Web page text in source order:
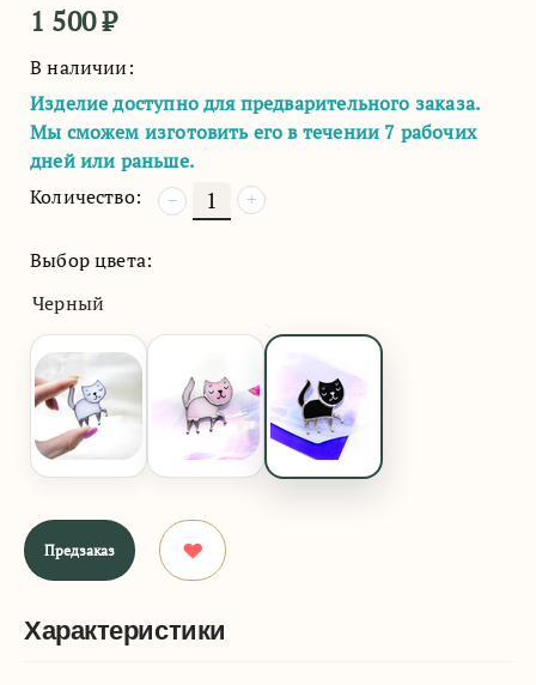
1 500₽
В наличии:
Изделие доступно для предварительного заказа.
Мы сможем изготовить его в течении 7 рабочих
дней или раньше.
Количество:
+
−
Выбор цвета:
Черный
Предзаказ
Характеристики